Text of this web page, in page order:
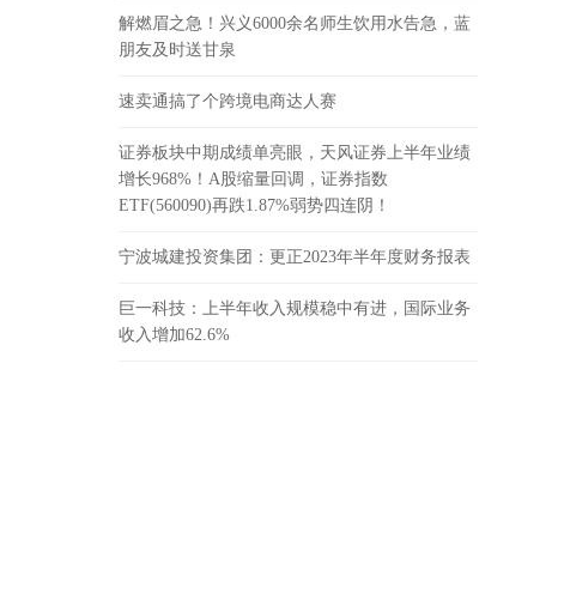
解燃眉之急！兴义6000余名师生饮用水告急，蓝
朋友及时送甘泉
速卖通搞了个跨境电商达人赛
证券板块中期成绩单亮眼，天风证券上半年业绩
增长968%！A股缩量回调，证券指数
ETF(560090)再跌1.87%弱势四连阴！
宁波城建投资集团：更正2023年半年度财务报表
巨一科技：上半年收入规模稳中有进，国际业务
收入增加62.6%